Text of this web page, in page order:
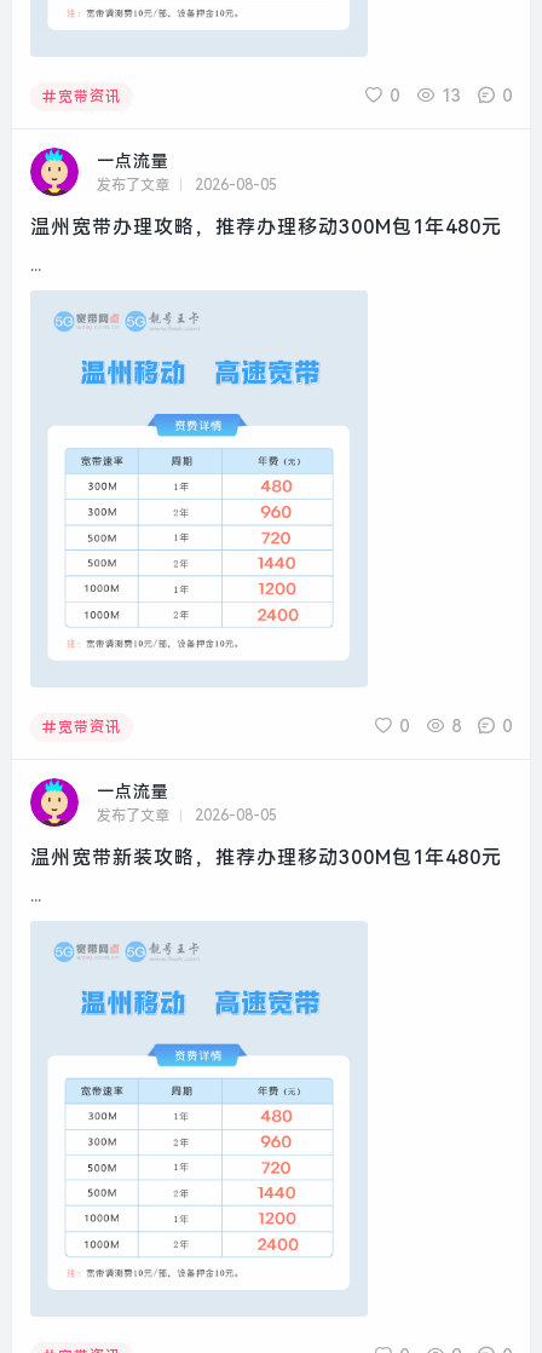
宽带资讯 0 13 0
一点流量
发布了文章 2026-08-05
温州宽带办理攻略，推荐办理移动300M包1年480元
...
宽带资讯 0 8 0
一点流量
发布了文章 2026-08-05
温州宽带新装攻略，推荐办理移动300M包1年480元
...